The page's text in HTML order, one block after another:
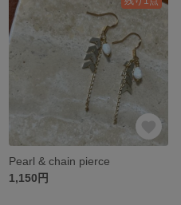
Pearl & chain pierce
1,150円